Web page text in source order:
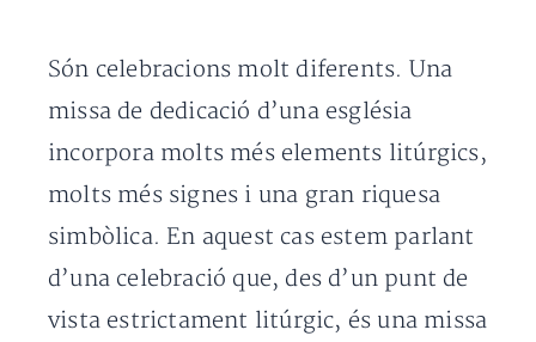
Són celebracions molt diferents. Una
missa de dedicació d’una església
incorpora molts més elements litúrgics,
molts més signes i una gran riquesa
simbòlica. En aquest cas estem parlant
d’una celebració que, des d’un punt de
vista estrictament litúrgic, és una missa